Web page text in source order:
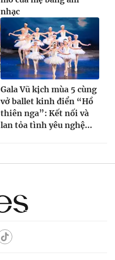
nhạc
Gala Vũ kịch mùa 5 cùng
vở ballet kinh điển “Hồ
thiên nga”: Kết nối và
lan tỏa tình yêu nghệ...